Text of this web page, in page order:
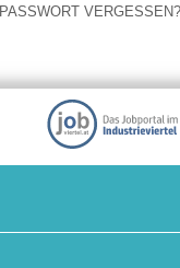
PASSWORT VERGESSEN?